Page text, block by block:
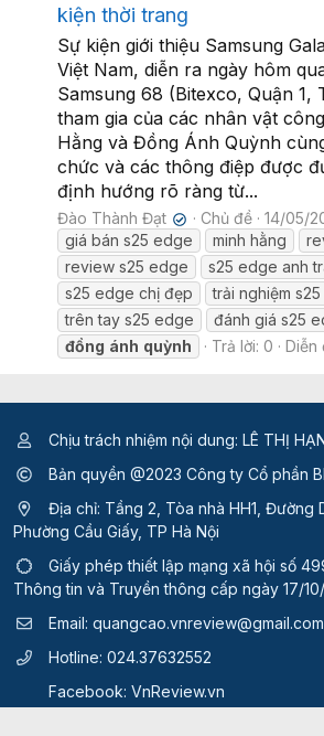
kiện thời trang
Sự kiện giới thiệu Samsung
Việt Nam, diễn ra ngày hôm
Samsung 68 (Bitexco, Quận 1,
tham gia của các nhân vật
Hằng và Đồng Ánh Quỳnh
chức và các thông điệp được
định hướng rõ ràng từ...
Đào Thành Đạt ✔ Chủ đề
14/05/
giá bán s25 edge
minh hằng
review s25 edge
s25 edge anh
s25 edge chị đẹp
trải nghiệm
trên tay s25 edge
đánh giá s25
đồng ánh quỳnh Trả lời: 0 Diễn
Chịu trách nhiệm nội dung: LÊ THỊ
Bản quyền @2023 Công ty Cổ phần
Địa chỉ: Tầng 2, Tòa nhà HH1, Đường
Phường Cầu Giấy, TP Hà Nội
Giấy phép thiết lập mạng xã hội số
Thông tin và Truyền thông cấp ngày 17/
Email: quangcao.vnreview@gmail.com
Hotline: 024.37632552
Facebook: VnReview.vn